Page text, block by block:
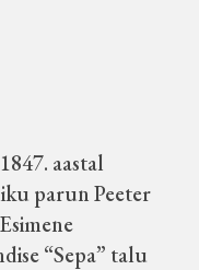
aastal
parun Peeter
“Sepa” talu